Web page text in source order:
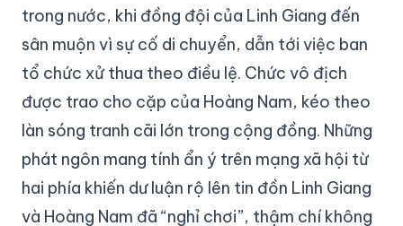
trong nước, khi đồng đội của Linh Giang đến
sân muộn vì sự cố di chuyển, dẫn tới việc ban
tổ chức xử thua theo điều lệ. Chức vô địch
được trao cho cặp của Hoàng Nam, kéo theo
làn sóng tranh cãi lớn trong cộng đồng. Những
phát ngôn mang tính ẩn ý trên mạng xã hội từ
hai phía khiến dư luận rộ lên tin đồn Linh Giang
và Hoàng Nam đã “nghỉ chơi”, thậm chí không